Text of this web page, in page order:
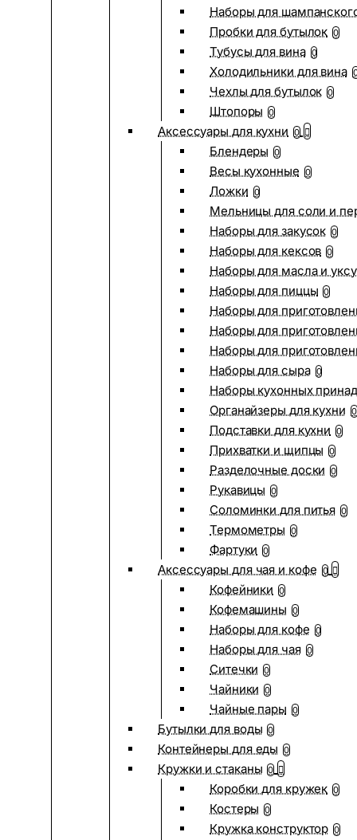
Наборы для
Пробки для бутылок 0
Тубусы для вина 0
Холодильники для вина
Чехлы для бутылок 0
Штопоры 0
Аксессуары для кухни 0
Блендеры 0
Весы кухонные 0
Ложки 0
Мельницы для соли и
Наборы для закусок 0
Наборы для кексов 0
Наборы для масла и
Наборы для пиццы 0
Наборы для
Наборы для
Наборы для
Наборы для сыра 0
Наборы кухонных
Органайзеры для кухни 0
Подставки для кухни 0
Прихватки и щипцы 0
Разделочные доски 0
Рукавицы 0
Соломинки для питья 0
Термометры 0
Фартуки 0
Аксессуары для чая и кофе 0
Кофейники 0
Кофемашины 0
Наборы для кофе 0
Наборы для чая 0
Ситечки 0
Чайники 0
Чайные пары 0
Бутылки для воды 0
Контейнеры для еды 0
Кружки и стаканы 0
Коробки для кружек 0
Костеры 0
Кружка конструктор 0